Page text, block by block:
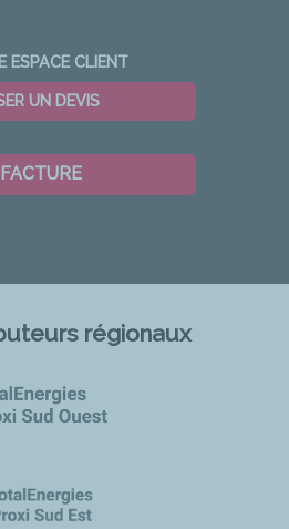
ESPACE CLIENT
UN DEVIS
FACTURE
régionaux